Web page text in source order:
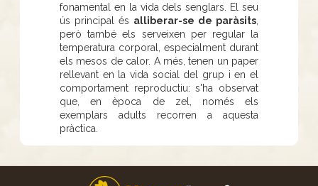
fonamental en la vida dels senglars. El seu
ús principal és alliberar-se de paràsits
però també els serveixen per regular la
temperatura corporal, especialment durant
els mesos de calor. A més, tenen un paper
rellevant en la vida social del grup i en el
comportament reproductiu: s'ha observat
que, en època de zel, només els
exemplars adults recorren a aquesta
pràctica.